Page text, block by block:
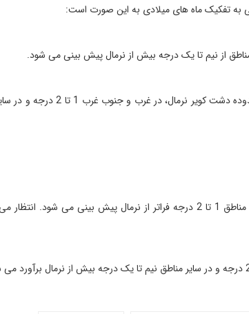
به تفکیک ماه های میلادی به این صورت است:
از نیم تا یک درجه بیش از نرمال پیش ‌بینی می ‌شود.
میانگین دمای هوا در بخش‌ هایی از نوار شرقی، نوار شمالی و استان‌ ها در
میانگین دمای هوا در جنوب، جنوب ‌شرق و مرکز نیم تا یک درجه و برای سایر مناطق 1 تا 2 درجه فراتر از نرمال پیش